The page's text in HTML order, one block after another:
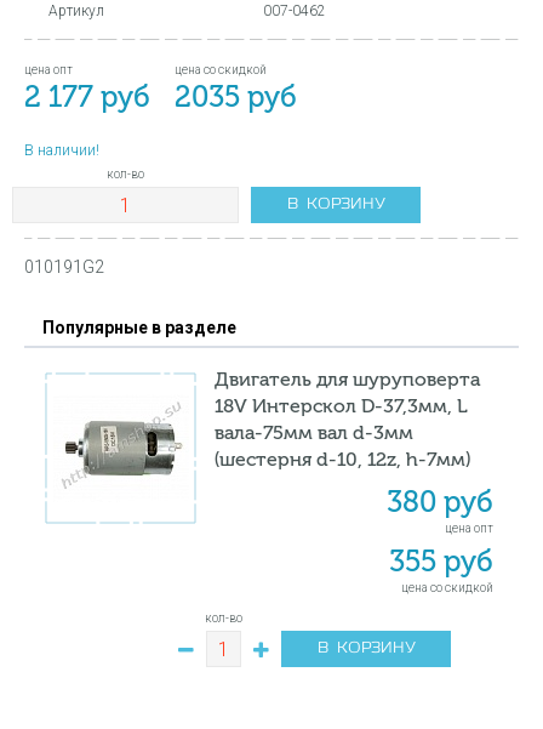
Артикул
007-0462
цена опт
2 177 руб
цена со скидкой
2035 руб
В наличии!
кол-во
В КОРЗИНУ
010191G2
Популярные в разделе
Двигатель для шуруповерта
18V Интерскол D-37,3мм, L
вала-75мм вал d-3мм
(шестерня d-10, 12z, h-7мм)
380 руб
цена опт
355 руб
цена со скидкой
кол-во
В КОРЗИНУ